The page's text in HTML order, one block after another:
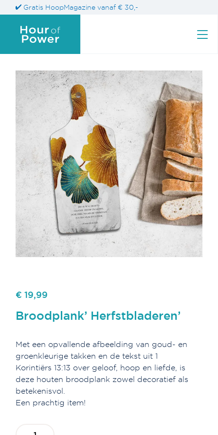
Gratis HoopMagazine vanaf € 30,-
€ 19,99
Broodplank’ Herfstbladeren’
Met een opvallende afbeelding van goud- en
groenkleurige takken en de tekst uit 1
Korintiërs 13:13 over geloof, hoop en liefde, is
deze houten broodplank zowel decoratief als
betekenisvol.
Een prachtig item!